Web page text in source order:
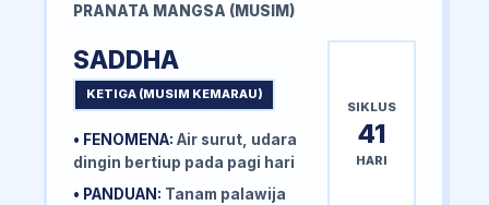
PRANATA MANGSA (MUSIM)
SADDHA
KETIGA (MUSIM KEMARAU)
• FENOMENA: Air surut, udara
dingin bertiup pada pagi hari
• PANDUAN: Tanam palawija
SIKLUS
41
HARI